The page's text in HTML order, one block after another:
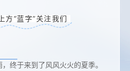
方“蓝字”关注我们
终于来到了风风火火的夏季。